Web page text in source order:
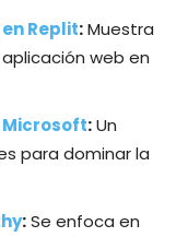
Replit:Muestra
web en
Microsoft:Un
para dominar la
:Se enfoca en